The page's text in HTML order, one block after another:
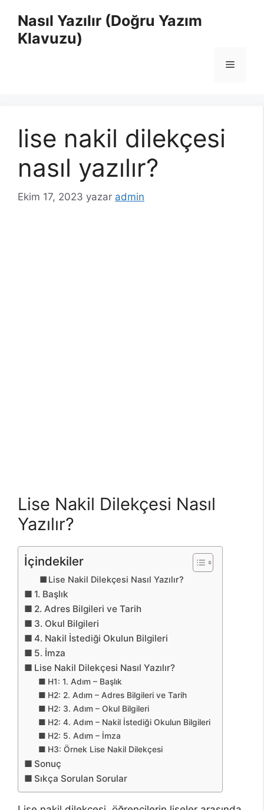
Nasıl Yazılır (Doğru Yazım
Klavuzu)
Menü
lise nakil dilekçesi
nasıl yazılır?
Ekim 17, 2023 yazar admin
Lise Nakil Dilekçesi Nasıl
Yazılır?
İçindekiler
Lise Nakil Dilekçesi Nasıl Yazılır?
1. Başlık
2. Adres Bilgileri ve Tarih
3. Okul Bilgileri
4. Nakil İstediği Okulun Bilgileri
5. İmza
Lise Nakil Dilekçesi Nasıl Yazılır?
H1: 1. Adım – Başlık
H2: 2. Adım – Adres Bilgileri ve Tarih
H2: 3. Adım – Okul Bilgileri
H2: 4. Adım – Nakil İstediği Okulun Bilgileri
H2: 5. Adım – İmza
H3: Örnek Lise Nakil Dilekçesi
Sonuç
Sıkça Sorulan Sorular